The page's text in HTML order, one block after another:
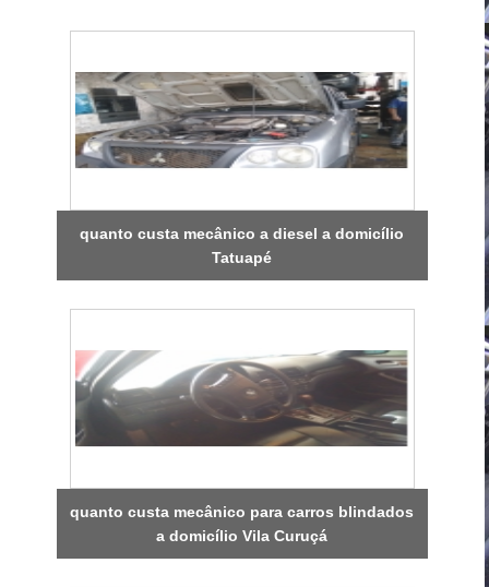
quanto custa mecânico a diesel a domicílio
Tatuapé
quanto custa mecânico para carros blindados
a domicílio Vila Curuçá